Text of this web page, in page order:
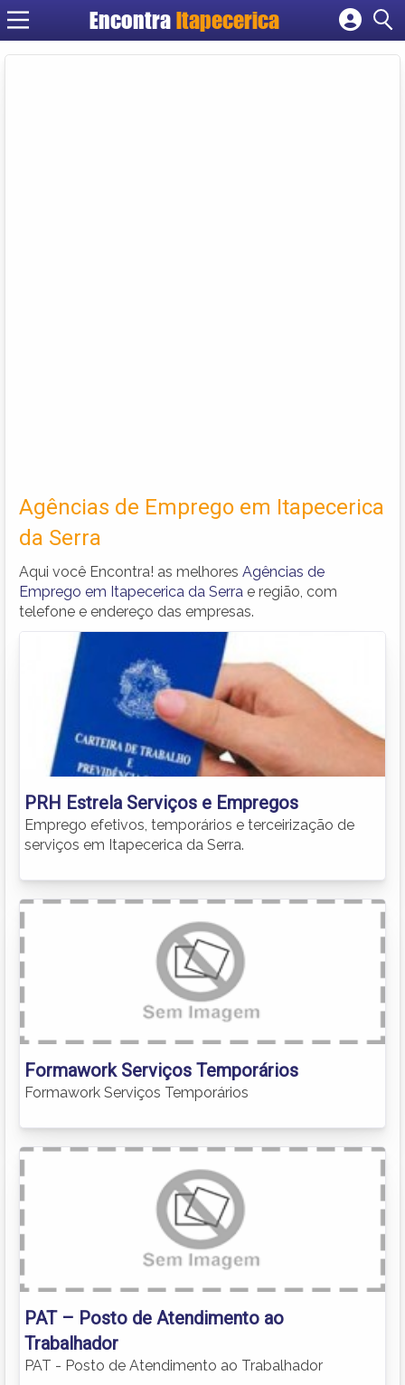
Encontra Itapecerica
Cadastrar empresa
Agências de Emprego em Itapecerica
da Serra
Aqui você Encontra! as melhores Agências de
Emprego em Itapecerica da Serra e região, com
telefone e endereço das empresas.
PRH Estrela Serviços e Empregos
Emprego efetivos, temporários e terceirização de
serviços em Itapecerica da Serra.
Formawork Serviços Temporários
Formawork Serviços Temporários
PAT – Posto de Atendimento ao
Trabalhador
PAT - Posto de Atendimento ao Trabalhador